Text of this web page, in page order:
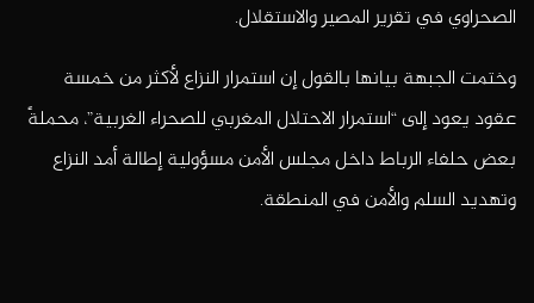
الصحراوي في تقرير المصير والاستقلال.
وختمت الجبهة بيانها بالقول إن استمرار النزاع لأكثر من خمسة
عقود يعود إلى “استمرار الاحتلال المغربي للصحراء الغربية”، محملةً
بعض حلفاء الرباط داخل مجلس الأمن مسؤولية إطالة أمد النزاع
وتهديد السلم والأمن في المنطقة.